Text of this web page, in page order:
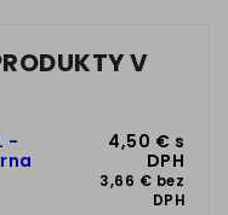
V
-
4,50 € s
DPH
3,66 € bez
DPH